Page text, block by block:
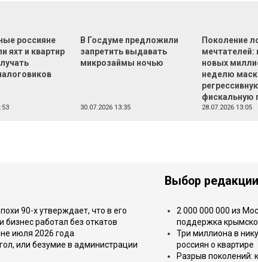
россияне
яхт и квартир
В Госдуме предложили
запретить выдавать
микрозаймы ночью
30.07.2026 13:35
Поколение
мечтателей:
новых
неделю
фискальную
28.07.2026 13:05
90-х утверждает, что в его
работал без откатов
июля 2026 года
или безумие в администрации
Выбор редакции
2 000 000 000 из
поддержка
Три миллиона в
россиян о квартире
Разрыв поколений: